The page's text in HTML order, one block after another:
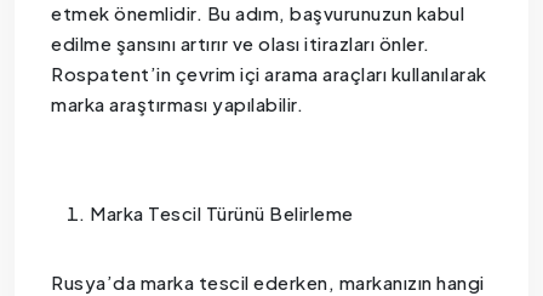
etmek önemlidir. Bu adım, başvurunuzun kabul
edilme şansını artırır ve olası itirazları önler.
Rospatent’in çevrim içi arama araçları kullanılarak
marka araştırması yapılabilir.
Marka Tescil Türünü Belirleme
Rusya’da marka tescil ederken, markanızın hangi